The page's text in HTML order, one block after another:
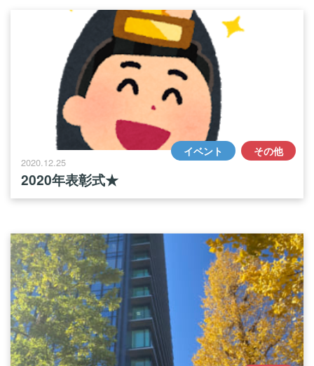
2020.12.25
2020年表彰式★
イベント その他